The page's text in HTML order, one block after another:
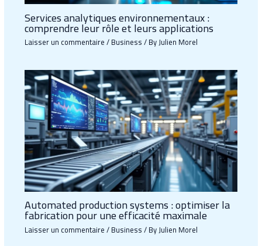
Services analytiques environnementaux :
comprendre leur rôle et leurs applications
Laisser un commentaire/Business/ ByJulien Morel
Automated production systems : optimiser la
fabrication pour une efficacité maximale
Laisser un commentaire/Business/ ByJulien Morel